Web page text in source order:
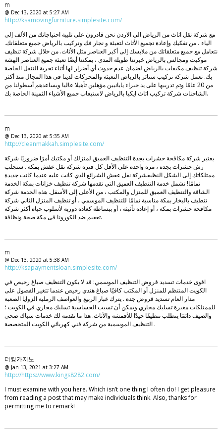
m
@ Dec 13, 2020 at 5:27 AM
http://ksamovingfurniture.simplesite.com/
مع شركة نقل اثاث من الرياض الي الاردن نحن قادرون على تلبية احتياجاتك من الألف إلى
الياء ، من تفكيك وإعادة تجميع الأثاث لتعبئة و نجار فك وتركيب بالرياض جميع متعلقاتك.
نتعامل مع جميع متعلقاتك من ملابسك إلى أكبر العناصر مثل الأثاث. من خلال شركة تنظيف
موكيت ومجالس بالرياض خبرتنا طويلة المدى ، يمكننا أيضًا تعبئة جميع العناصر الهشة
شركة تنظيف مكيفات بالرياض لضمان عدم حدوث أي أضرار لها أثناء تجربة التنقل الخاصة
بك. تعمل شركة تركيب ستائر بالرياض التعبئة والمحركات لدينا في هذا المجال منذ أكثر
من 20 عامًا وتم تدريبها على يد خبراء يابانيين مؤهلين تأهيلا عاليا ويساعدهم أسطولنا من
الشاحنات شركة تركيب اثاث ايكيا بالرياض لاستيعاب جميع الأشياء الثمينة الخاصة بك.
m
@ Dec 13, 2020 at 5:35 AM
http://cleanmakkah.simplesite.com/
يعتبر شركة مكافحة حشرات بجدة التنظيف العميق لمنزلك أو مكتبك أمرًا ضروريًا شركة
رش حشرات بجدة ، مرة واحدة على الأقل كل فترة شركة نقل عفش بمكة . ستجلب
ممتلكاتك إلى الشكل النظيفشركة نقل عفش الشرائع الذي كانت عليه عندما كانت جديدة
تمامًا! تشمل خدمة التنظيف العميق التي تقدمها شركة تنظيف خزانات بمكة الخدمة
الشاقة والتنظيف العميق للمنزل والمكتب ، من الأعلى إلى الأسفل. هذه الخدمة شركة
تنظيف بالبخار بمكة مناسبة تمامًا للتنظيف الموسمي ، أو تنظيف المنزل الثاني شركة
مكافحة حشرات بمكة ، أو إعادة تأثيثه ، أو ببساطة كعادة دورية لأسلوب حياة أكثر شركة
تعقيم ضد الكورونا فى مكة صحة ونظافة.
m
@ Dec 13, 2020 at 5:38 AM
http://ksapaymentsloan.simplesite.com/
اقوى خدمات تسديد قروض التنظيف الموسمي: قد لا يكون التنظيف صباغ رخيص في
الكويت المنتظم للمنزل أو المكتب كافيًا صباغ هندي رخيص عندما تتغير الفصول على
مدار العام تسديد قروض جدة . يترك غبار الربيع والعواصف الرملية الزوايا الصعبة
للممتلكات مغبرة تسليك مجاري ويمكن أن تسبب الحساسية تسليك مجاري في الكويت ؛
والصيف دائمًا يتطلب تنظيفًا جيدًا للأقمشة والأثاث. هذا ما تقدمه لك خدمات سباك صحى
التنظيف الموسمية من شركة فني كهربائي الكويت المتخصصة .
더킹카지노
@ Jan 13, 2021 at 3:27 AM
http://https://www.kings8282.com/
I must examine with you here. Which isn’t one thing I often do! I get pleasure
from reading a post that may make individuals think. Also, thanks for
permitting me to remark!